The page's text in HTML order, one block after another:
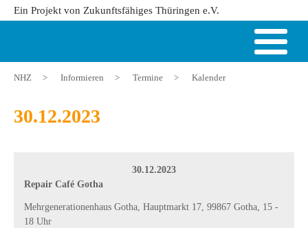
Ein Projekt von Zukunftsfähiges Thüringen e.V.
NHZ > Informieren > Termine > Kalender
30.12.2023
30.12.2023
Repair Café Gotha
Mehrgenerationenhaus Gotha, Hauptmarkt 17, 99867 Gotha, 15 -
18 Uhr